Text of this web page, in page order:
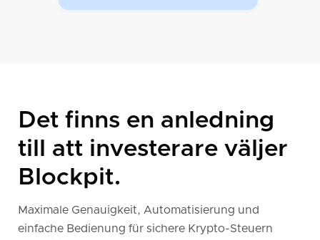
Det finns en anledning
till att investerare väljer
Blockpit.
Maximale Genauigkeit, Automatisierung und
einfache Bedienung für sichere Krypto-Steuern